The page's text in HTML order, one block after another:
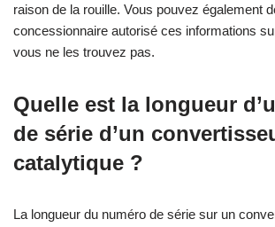
raison de la rouille. Vous pouvez également
concessionnaire autorisé ces informations
vous ne les trouvez pas.
Quelle est la longueur
de série d’un
catalytique ?
La longueur du numéro de série sur un